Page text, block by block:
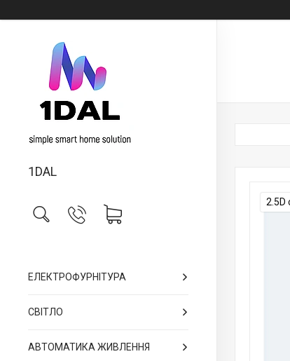
1DAL
ЕЛЕКТРОФУРНІТУРА
СВІТЛО
АВТОМАТИКА ЖИВЛЕННЯ
2.5D